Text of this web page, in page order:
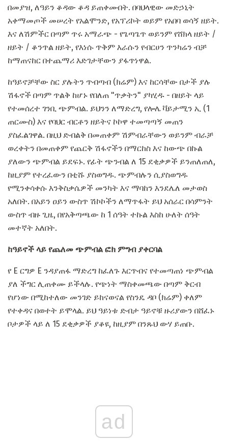
በመያዝ, ለዓይን ቆዳው ቆዳ ይጠቀሙበት. በባህላዊው መድኃኒት
አቀማመጦች መሠረት የአልሞንድ, የአፕሪኮት ወይም የአበባ ወሳኝ ዘይት.
እና ለሽምችር በጣም ጥሩ አማራጭ - የጌጣጌጥ ወይንም የሸክላ ዘይት /
ዘይት / ቆንጥል ዘይት, የእነሱ ጥቅም እራሱን የብርሀን ጥንካሬን ብቻ
ከማጠናከር በተጨማሪ እድገታቸውን ያፋጥነዋል.
ከዓይኖቻቸው ስር ያሉትን ጥብጣብ (ክሬም) እና ከርሳቸው በታች ያሉ
ሽፋኖች በጣም ጥልቅ ከሆኑ የበለጠ "ጥቃትን" ያካሂዱ - በዘይት ላይ
የተመሰረተ ገንቢ ጭምብል. ይህንን ለማድረግ, የሎሌ ቫይታሚን ኢ (1
ጠርሙስ) እና የባህር ብርቶን ዘይትና ኮኮዋ ተመጣጣኝ መጠን
ያስፈልገዋል. በዚህ ድብልቅ በመጠቀም ሽምብራቸውን ወይንም ብራቻ
ወረቀትን በመጠቀም የጨርቅ ሽፋኖችን በማርከስ እና ከውጭ በኩል
ያለውን ጭምብል ይደፍኑ. የፊት ጭንብል ለ 15 ደቂቃዎች ይንጠለጠለ,
ከዚያም የተረፈውን በቲሹ ያስወግዱ. ጭምብሉን ሲያስወግዱ
የሚንቀሳቀሱ እንቅስቃሴዎች መንካት እና ማባከን እንደሌለ መታወስ
አለበት. በአይን ዐይን ውስጥ ሽኮኮችን ለማጥፋት ይህ አሰራር በሳምንት
ውስጥ ብዙ ጊዜ, በየአቅጣጫው ከ 1 ሰዓት ተኩል እስከ ሁለት ሰዓት
መተኛት አለበት.
ከዓይኖች ላይ የጨለመ ጭምብል ፎክ ምግብ ያቀርባል
የ E ርግዎ E ንዳያጠፋ ማድረግ ከፈለጉ እርጥብና የተመጣጠነ ጭምብል
ያለ ችግር ሊጠቀሙ ይችላሉ. የጭነት ማስቀመጫው በጣም ቅርብ
የሆነው በሚከተለው መንገድ ይከናወናል የስንዴ ዳቦ (ክሬም) ቀለም
የተቀዳና በወተት ይሞላል. ይህ ዓይነቱ ድብታ ዓይኖቹ ዙሪያውን በሸፈኑ
ቦታዎች ላይ ለ 15 ደቂቃዎች ያቆዩ, ከዚያም በንጹህ ውሃ ይጠቡ.
ad